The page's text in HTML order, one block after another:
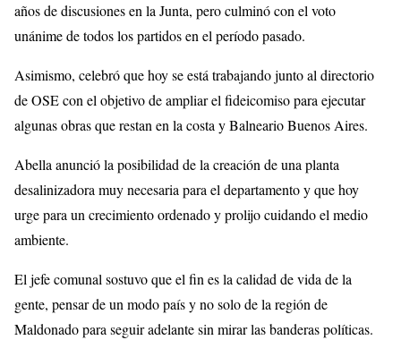
años de discusiones en la Junta, pero culminó con el voto
unánime de todos los partidos en el período pasado.
Asimismo, celebró que hoy se está trabajando junto al directorio
de OSE con el objetivo de ampliar el fideicomiso para ejecutar
algunas obras que restan en la costa y Balneario Buenos Aires.
Abella anunció la posibilidad de la creación de una planta
desalinizadora muy necesaria para el departamento y que hoy
urge para un crecimiento ordenado y prolijo cuidando el medio
ambiente.
El jefe comunal sostuvo que el fin es la calidad de vida de la
gente, pensar de un modo país y no solo de la región de
Maldonado para seguir adelante sin mirar las banderas políticas.